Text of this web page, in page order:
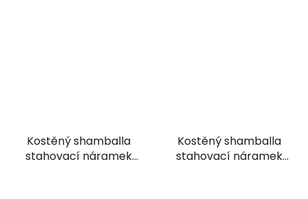
Kostěný shamballa
stahovací náramek
Kostěný shamballa
stahovací náramek